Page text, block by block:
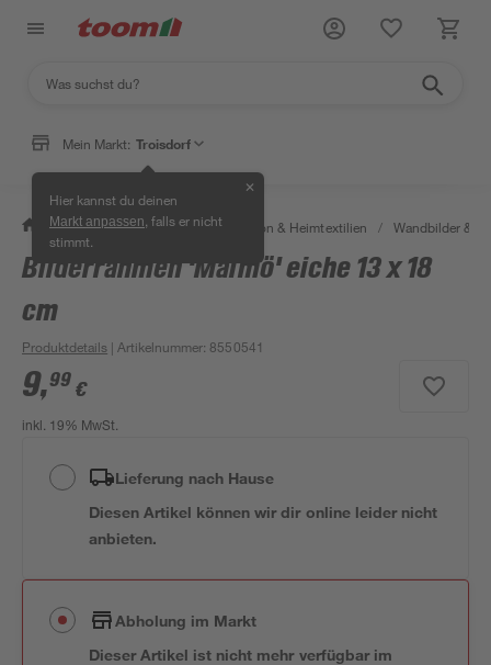
Mein Markt: Troisdorf
Hier kannst du deinen
Markt anpassen , falls er nicht
stimmt.
✕
/ Wohnen & Haushalt / Dekoration & Heimtextilien / Wandbilder &
Bilderrahmen 'Malmö' eiche 13 x 18
cm
Produktdetails | Artikelnummer: 8550541
9,99 €
inkl. 19% MwSt.
Lieferung nach Hause
Diesen Artikel können wir dir online leider nicht
anbieten.
Abholung im Markt
Dieser Artikel ist nicht mehr verfügbar im